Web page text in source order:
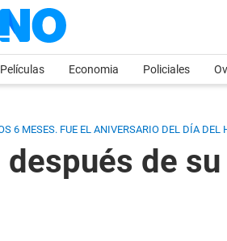
Economia Policiales
6 MESES. FUE EL ANIVERSARIO DEL DÍA DEL
de